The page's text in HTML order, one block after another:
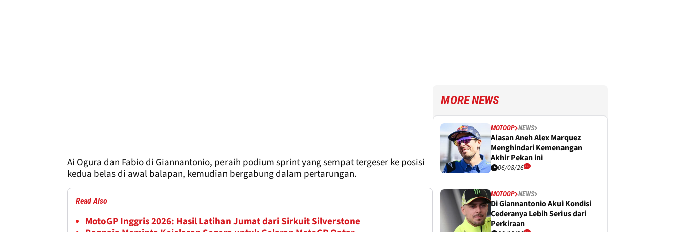
Ai Ogura dan Fabio di Giannantonio, peraih podium sprint yang sempat tergeser ke posisi
kedua belas di awal balapan, kemudian bergabung dalam pertarungan.
Read Also
MotoGP Inggris 2026: Hasil Latihan Jumat dari Sirkuit Silverstone
MORE NEWS
MOTOGP NEWS
Alasan Aneh Alex Marquez
Menghindari Kemenangan
Akhir Pekan ini
06/08/26
MOTOGP NEWS
Di Giannantonio Akui Kondisi
Cederanya Lebih Serius dari
Perkiraan